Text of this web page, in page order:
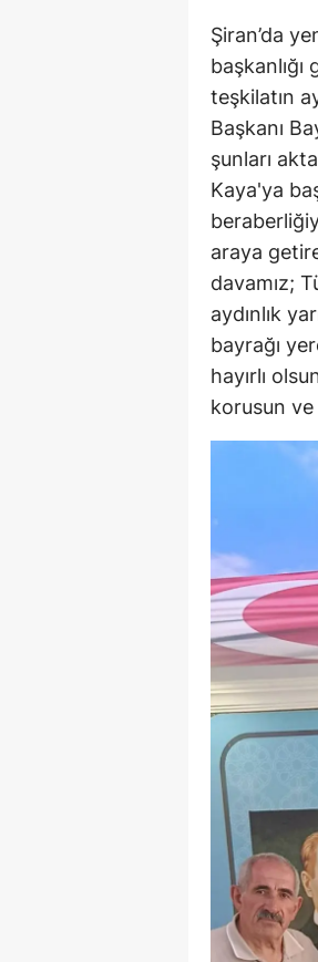
Şiran’da
teşkilatın
Başkanı
şunları
Kaya'ya
araya
davamız;
aydınlık
bayrağı
hayırlı
korusun ve